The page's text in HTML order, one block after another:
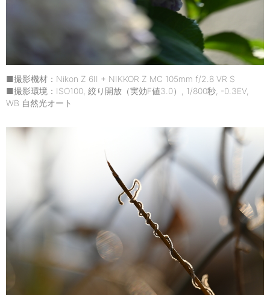
■撮影機材：Nikon Z 6II + NIKKOR Z MC 105mm f/2.8 VR S
■撮影環境：ISO100, 絞り開放（実効F値3.0）, 1/800秒, -0.3EV,
WB 自然光オート